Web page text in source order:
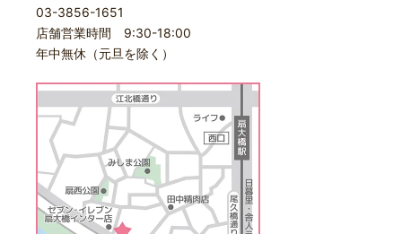
03-3856-1651
店舗営業時間 9:30-18:00
年中無休（元旦を除く）